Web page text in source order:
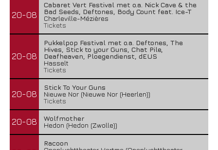
20-08
Cabaret Vert Festival met o.a. Nick Cave & the
Bad Seeds, Deftones, Body Count feat. Ice-T
Charleville-Mézières
Tickets
20-08
Pukkelpop Festival met o.a. Deftones, The
Hives, Stick to your Guns, Chat Pile,
Deafheaven, Ploegendienst, dEUS
Hasselt
Tickets
20-08
Stick To Your Guns
Nieuwe Nor (Nieuwe Nor (Heerlen))
Tickets
20-08
Wolfmother
Hedon (Hedon (Zwolle))
Racoon